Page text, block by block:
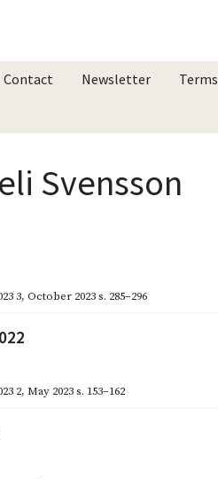
Contact Newsletter Terms
Svensson
3, October 2023s. 285–296
2, May 2023s. 153–162